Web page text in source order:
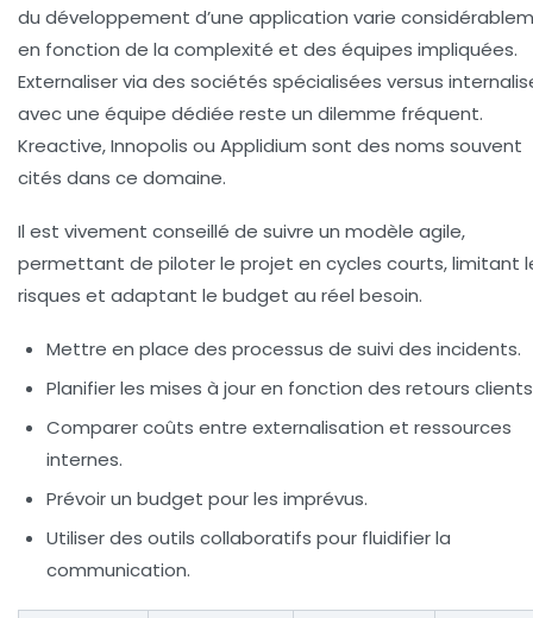
du développement d’une application varie
en fonction de la complexité et des équipes impliquées.
Externaliser via des sociétés spécialisées versus
avec une équipe dédiée reste un dilemme fréquent.
Kreactive, Innopolis ou Applidium sont des noms souvent
cités dans ce domaine.
Il est vivement conseillé de suivre un modèle agile,
permettant de piloter le projet en cycles courts, limitant
risques et adaptant le budget au réel besoin.
Mettre en place des processus de suivi des incidents.
Planifier les mises à jour en fonction des retours
Comparer coûts entre externalisation et ressources
internes.
Prévoir un budget pour les imprévus.
Utiliser des outils collaboratifs pour fluidifier la
communication.